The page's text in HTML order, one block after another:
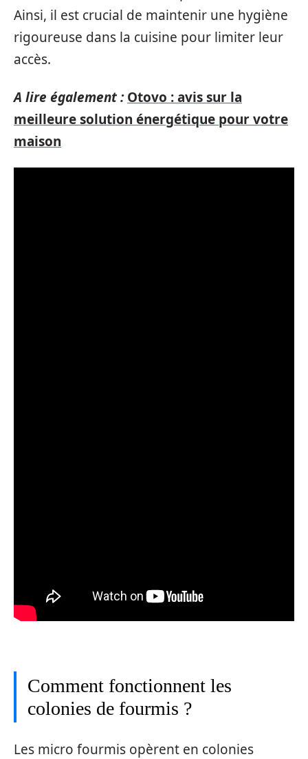
Ainsi, il est crucial de maintenir une hygiène
rigoureuse dans la cuisine pour limiter leur
accès.
A lire également : Otovo : avis sur la
meilleure solution énergétique pour votre
maison
Comment fonctionnent les
colonies de fourmis ?
Les micro fourmis opèrent en colonies